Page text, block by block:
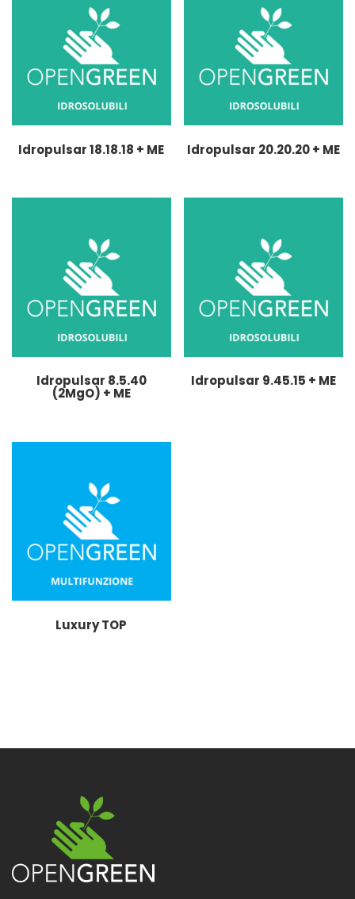
Idropulsar 18.18.18 + ME Idropulsar 20.20.20 + ME
Idropulsar 8.5.40
(2MgO) + ME
Idropulsar 9.45.15 + ME
Luxury TOP